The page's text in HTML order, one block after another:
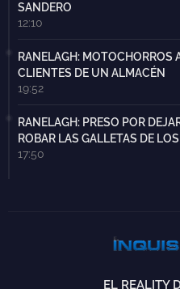
SANDERO
12:10
RANELAGH: MOTOCHORROS
CLIENTES DE UN ALMACÉN
19:52
RANELAGH: PRESO POR
ROBAR LAS GALLETAS DE
17:50
EL REALITY